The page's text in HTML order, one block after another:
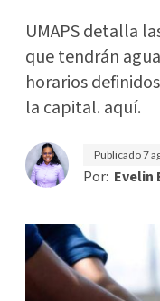
UMAPS detalla
que tendrán
horarios
la capital. aquí.
Publicado7
Por: Evelin